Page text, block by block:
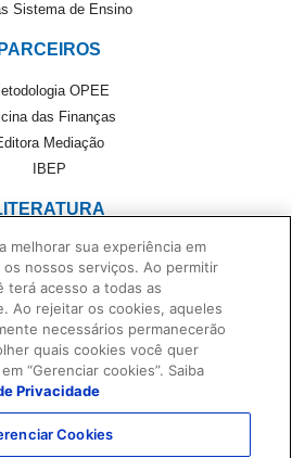
Sistema de Ensino
PARCEIROS
OPEE
das Finanças
Mediação
IBEP
Literatura
Leitores
Foreign Rights
Lobato
da História
Universo de Casa
melhorar sua experiência em
nossos serviços. Ao permitir
terá acesso a todas as
Ao rejeitar os cookies, aqueles
necessários permanecerão
quais cookies você quer
“Gerenciar cookies”. Saiba
Privacidade
Cookies